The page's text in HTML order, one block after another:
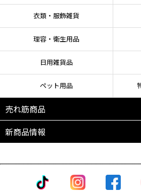
【使用上の注意】
1.炎や火気の近くで使用しないこと。
2.火気を使用している室内で大量に使用しないこ
4.火の中に入れないこと。
5.使い切って捨てること。
高圧ガス:LPG
●用途以外の使用はしない。
●吸入及び飲用しない。
●液が目に入らないよう注意する。
●直射日光(車内)や火気を避け、子供の手が届か
●缶の錆びを防ぐため、水回りや湿気の多い場所
●皮膚についた場合はすぐに水で洗い流す。
衣類・服飾雑貨
理容・衛生用品
日用雑貨品
ペット用品
売れ筋商品
新商品情報